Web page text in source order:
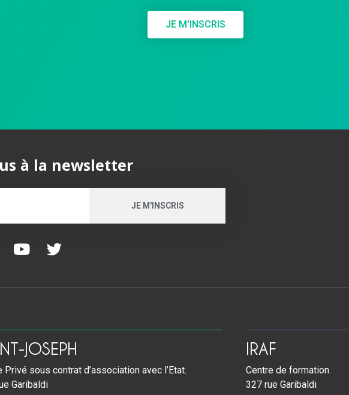
JE M'INSCRIS
à la newsletter
JE M'INSCRIS
JOSEPH
Privé sous contrat d’association avec l’Etat.
Garibaldi
IRAF
Centre de formation.
327 rue Garibaldi